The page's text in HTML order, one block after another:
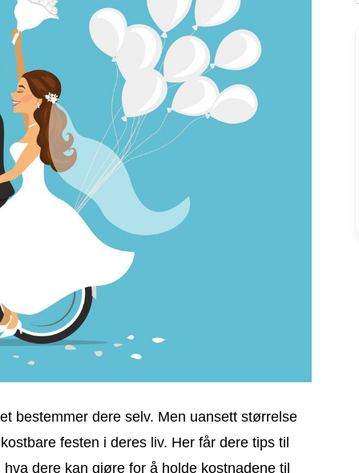
bestemmer dere selv. Men uansett størrelse
festen i deres liv. Her får dere tips til
dere kan gjøre for å holde kostnadene til